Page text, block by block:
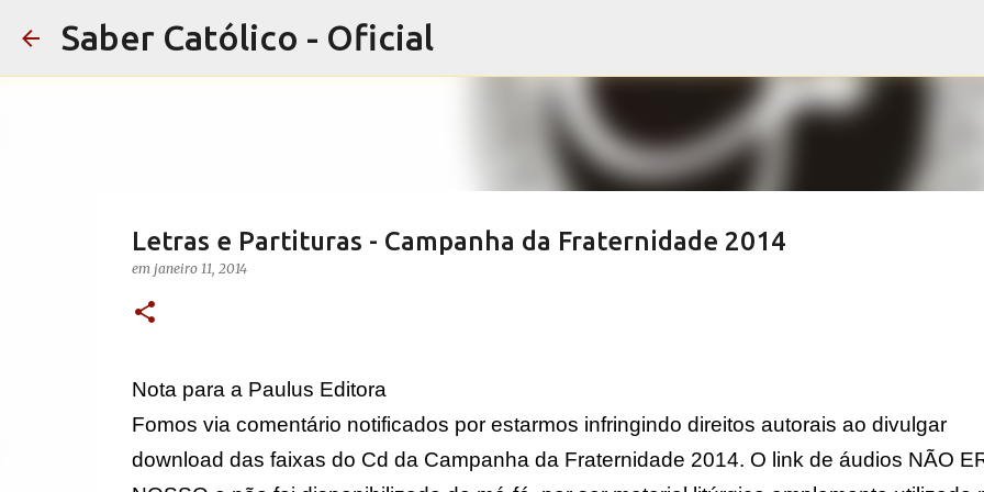
Saber Católico - Oficial
Letras e Partituras - Campanha da Fraternidade 2014
em janeiro 11, 2014
Nota para a Paulus Editora
Fomos via comentário notificados por estarmos infringindo direitos autorais ao divulgar
download das faixas do Cd da Campanha da Fraternidade 2014. O link de áudios NÃO